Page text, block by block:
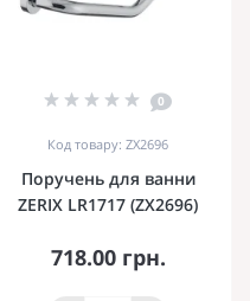
0
Код товару: ZX2696
Поручень для ванни
ZERIX LR1717 (ZX2696)
718.00 грн.